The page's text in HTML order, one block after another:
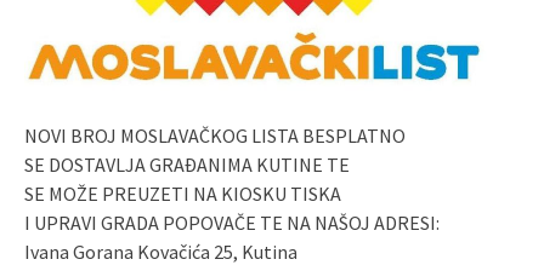
NOVI BROJ MOSLAVAČKOG LISTA BESPLATNO
SE DOSTAVLJA GRAĐANIMA KUTINE TE
SE MOŽE PREUZETI NA KIOSKU TISKA
I UPRAVI GRADA POPOVAČE TE NA NAŠOJ ADRESI:
Ivana Gorana Kovačića 25, Kutina